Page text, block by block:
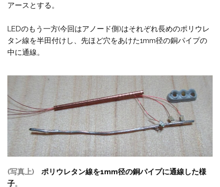
アースとする。
LEDのもう一方(今回はアノード側)はそれぞれ長めのポリウレ
タン線を半田付けし、先ほど穴をあけた1mm径の銅パイプの
中に通線。
(写真上)
ポリウレタン線を1mm径の銅パイプに通線した様
子。